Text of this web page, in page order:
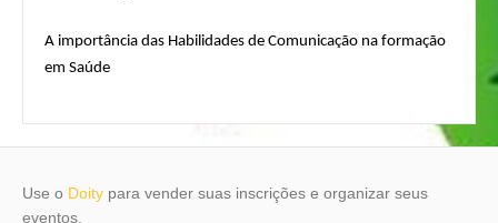
A importância das Habilidades de Comunicação na formação
em Saúde
Use o Doity para vender suas inscrições e organizar seus
eventos.